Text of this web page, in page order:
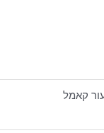
קאמל